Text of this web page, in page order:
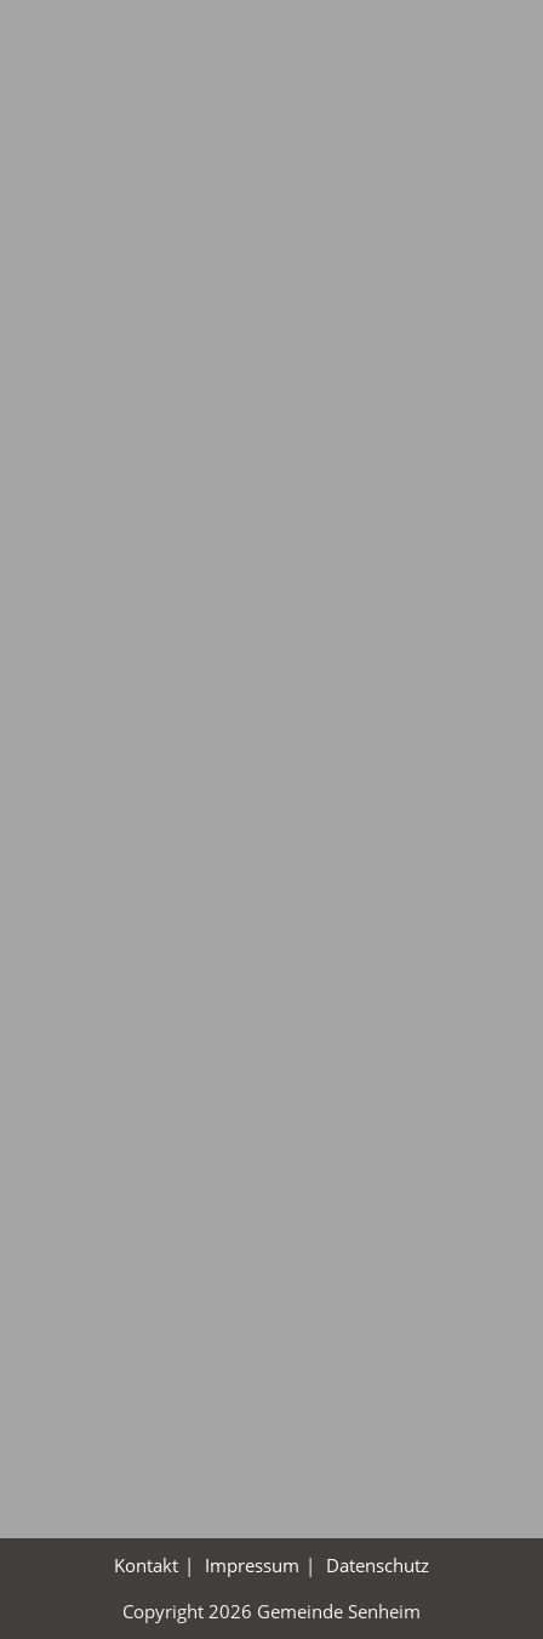
Kontakt Impressum
Datenschutz
Copyright 2026 Gemeinde Senheim